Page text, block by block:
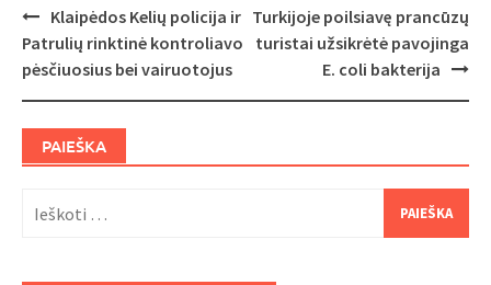
Post
navigation
Klaipėdos Kelių policija ir
Patrulių rinktinė kontroliavo
pėsčiuosius bei vairuotojus
Turkijoje poilsiavę prancūzų
turistai užsikrėtė pavojinga
E. coli bakterija
PAIEŠKA